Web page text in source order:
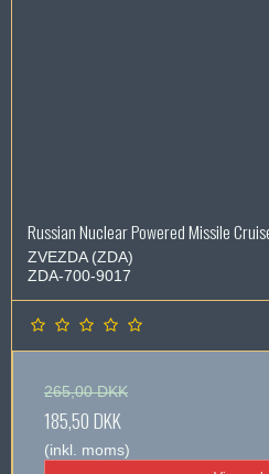
Russian Nuclear Powered Missile
ZVEZDA (ZDA)
ZDA-700-9017
265,00 DKK
185,50 DKK
(inkl. moms)